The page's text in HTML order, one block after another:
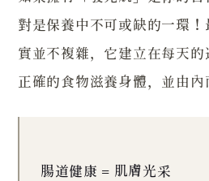
對是保養中不可或缺的一環
實並不複雜，它建立在每天
正確的食物滋養身體，並由內
腸道健康 = 肌膚光采